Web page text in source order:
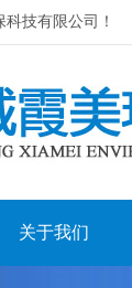
技有限公司！
关于我们